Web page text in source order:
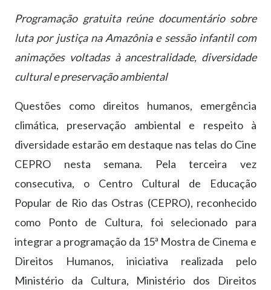
Programação gratuita reúne documentário sobre
luta por justiça na Amazônia e sessão infantil com
animações voltadas à ancestralidade, diversidade
cultural e preservação ambiental
Questões como direitos humanos, emergência
climática, preservação ambiental e respeito à
diversidade estarão em destaque nas telas do Cine
CEPRO nesta semana. Pela terceira vez
consecutiva, o Centro Cultural de Educação
Popular de Rio das Ostras (CEPRO), reconhecido
como Ponto de Cultura, foi selecionado para
integrar a programação da 15ª Mostra de Cinema e
Direitos Humanos, iniciativa realizada pelo
Ministério da Cultura, Ministério dos Direitos